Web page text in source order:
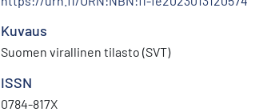
Kuvaus
Suomen virallinen tilasto (SVT)
ISSN
0784-817X